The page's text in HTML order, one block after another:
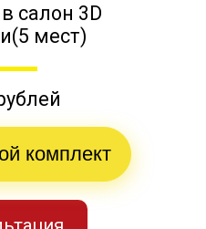
салон 3D
мест)
комплект